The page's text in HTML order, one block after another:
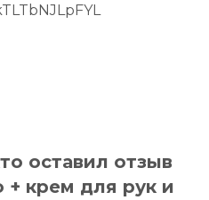
оставил отзыв
крем для рук и